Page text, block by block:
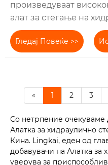
произведуваат
алат за стегање на
Гледај Повеќе >>
« 1 2 3
Со нетрпение очекуваме
Алатка за хидраулично
Кина. Lingkai, еден од
добавувачи на Алатка за
уверува за